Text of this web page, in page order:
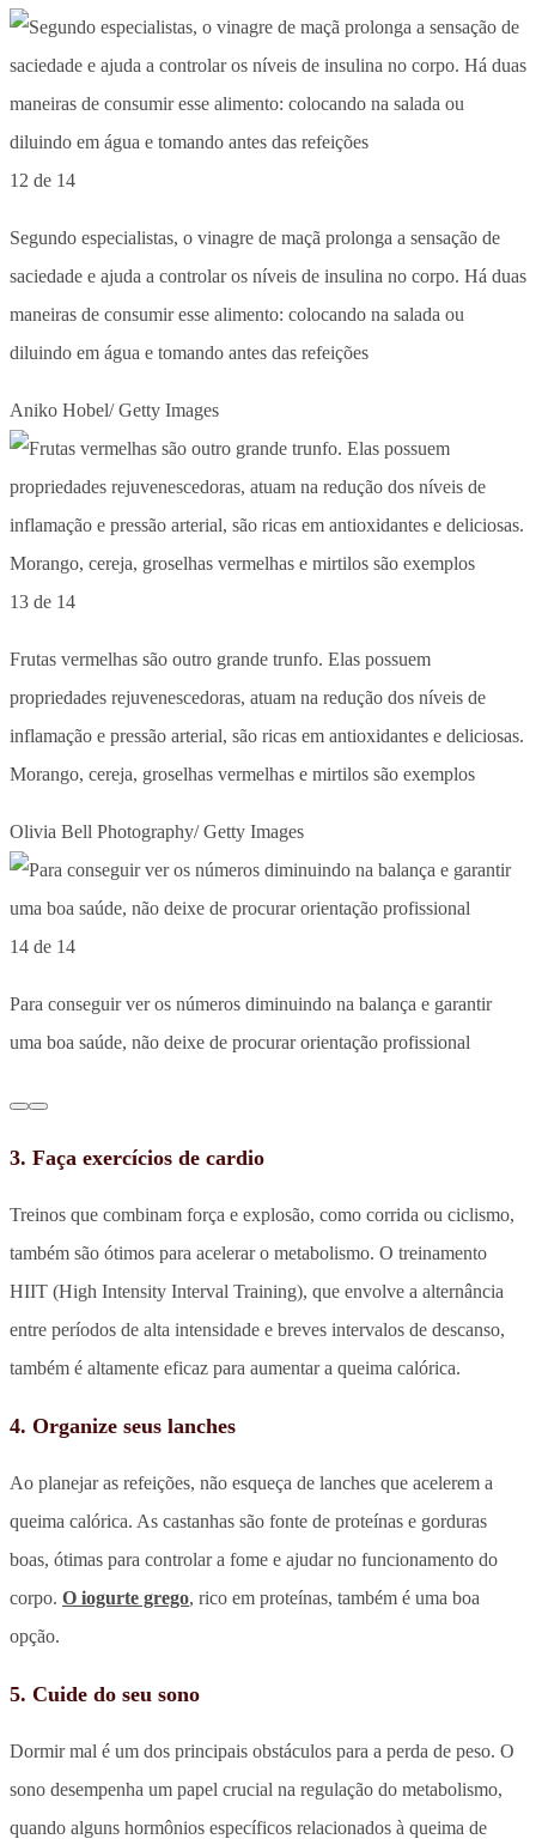
12 de 14
Segundo especialistas, o vinagre de maçã prolonga a sensação de
saciedade e ajuda a controlar os níveis de insulina no corpo. Há duas
maneiras de consumir esse alimento: colocando na salada ou
diluindo em água e tomando antes das refeições
Aniko Hobel/ Getty Images
13 de 14
Frutas vermelhas são outro grande trunfo. Elas possuem
propriedades rejuvenescedoras, atuam na redução dos níveis de
inflamação e pressão arterial, são ricas em antioxidantes e deliciosas.
Morango, cereja, groselhas vermelhas e mirtilos são exemplos
Olivia Bell Photography/ Getty Images
14 de 14
Para conseguir ver os números diminuindo na balança e garantir
uma boa saúde, não deixe de procurar orientação profissional
3. Faça exercícios de cardio
Treinos que combinam força e explosão, como corrida ou ciclismo,
também são ótimos para acelerar o metabolismo. O treinamento
HIIT (High Intensity Interval Training), que envolve a alternância
entre períodos de alta intensidade e breves intervalos de descanso,
também é altamente eficaz para aumentar a queima calórica.
4. Organize seus lanches
Ao planejar as refeições, não esqueça de lanches que acelerem a
queima calórica. As castanhas são fonte de proteínas e gorduras
boas, ótimas para controlar a fome e ajudar no funcionamento do
corpo. O iogurte grego, rico em proteínas, também é uma boa
opção.
5. Cuide do seu sono
Dormir mal é um dos principais obstáculos para a perda de peso. O
sono desempenha um papel crucial na regulação do metabolismo,
quando alguns hormônios específicos relacionados à queima de